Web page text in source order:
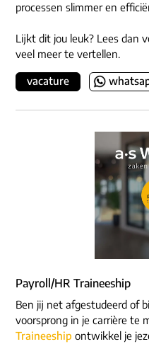
processen slimmer en
Lijkt dit jou leuk? Lees dan
veel meer te vertellen.
vacature
Payroll/HR Traineeship
Ben jij net afgestudeerd of
voorsprong in je carrière te
Traineeship ontwikkel je